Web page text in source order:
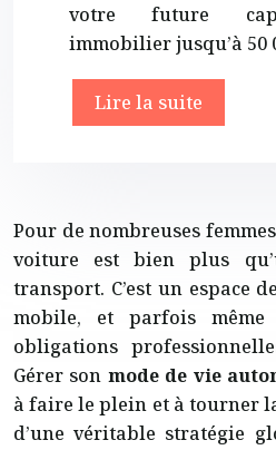
votre future
immobilier jusqu’à 50
Lire la suite
Pour de nombreuses
voiture est bien plus
transport. C’est un espace
mobile, et parfois
obligations
Gérer son mode de vie
à faire le plein et à tourner
d’une véritable stratégie